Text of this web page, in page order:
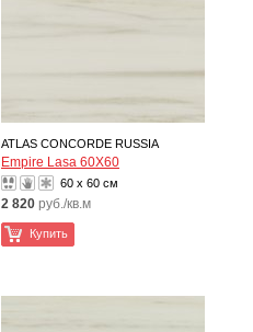
ATLAS CONCORDE RUSSIA
Empire Lasa 60X60
60 x 60 см
2 820 руб./кв.м
Купить